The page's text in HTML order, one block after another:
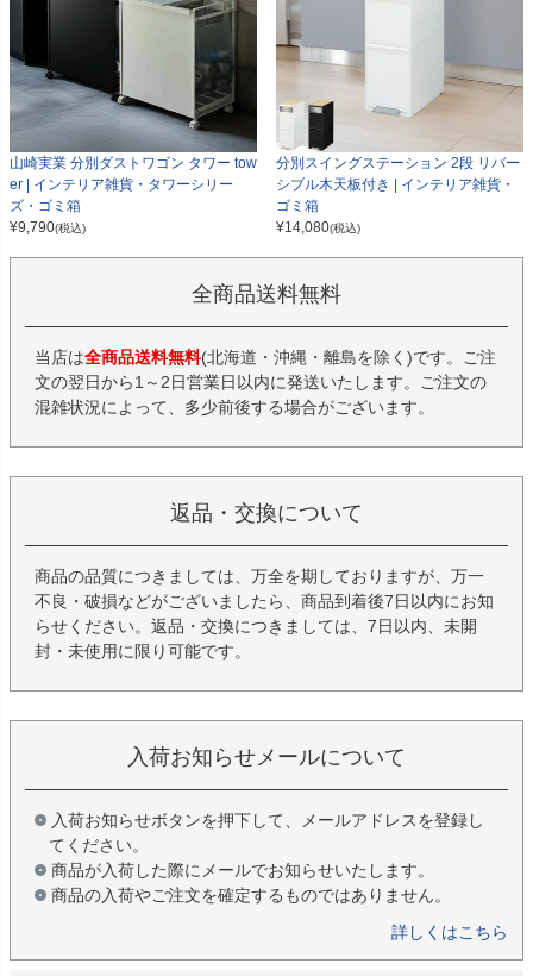
山崎実業 分別ダストワゴン タワー tow
er | インテリア雑貨・タワーシリー
ズ・ゴミ箱
¥9,790(税込)
分別スイングステーション 2段 リバー
シブル木天板付き | インテリア雑貨・
ゴミ箱
¥14,080(税込)
全商品送料無料
当店は全商品送料無料(北海道・沖縄・離島を除く)です。ご注
文の翌日から1～2日営業日以内に発送いたします。ご注文の
混雑状況によって、多少前後する場合がございます。
返品・交換について
商品の品質につきましては、万全を期しておりますが、万一
不良・破損などがございましたら、商品到着後7日以内にお知
らせください。返品・交換につきましては、7日以内、未開
封・未使用に限り可能です。
入荷お知らせメールについて
入荷お知らせボタンを押下して、メールアドレスを登録し
てください。
商品が入荷した際にメールでお知らせいたします。
商品の入荷やご注文を確定するものではありません。
詳しくはこちら